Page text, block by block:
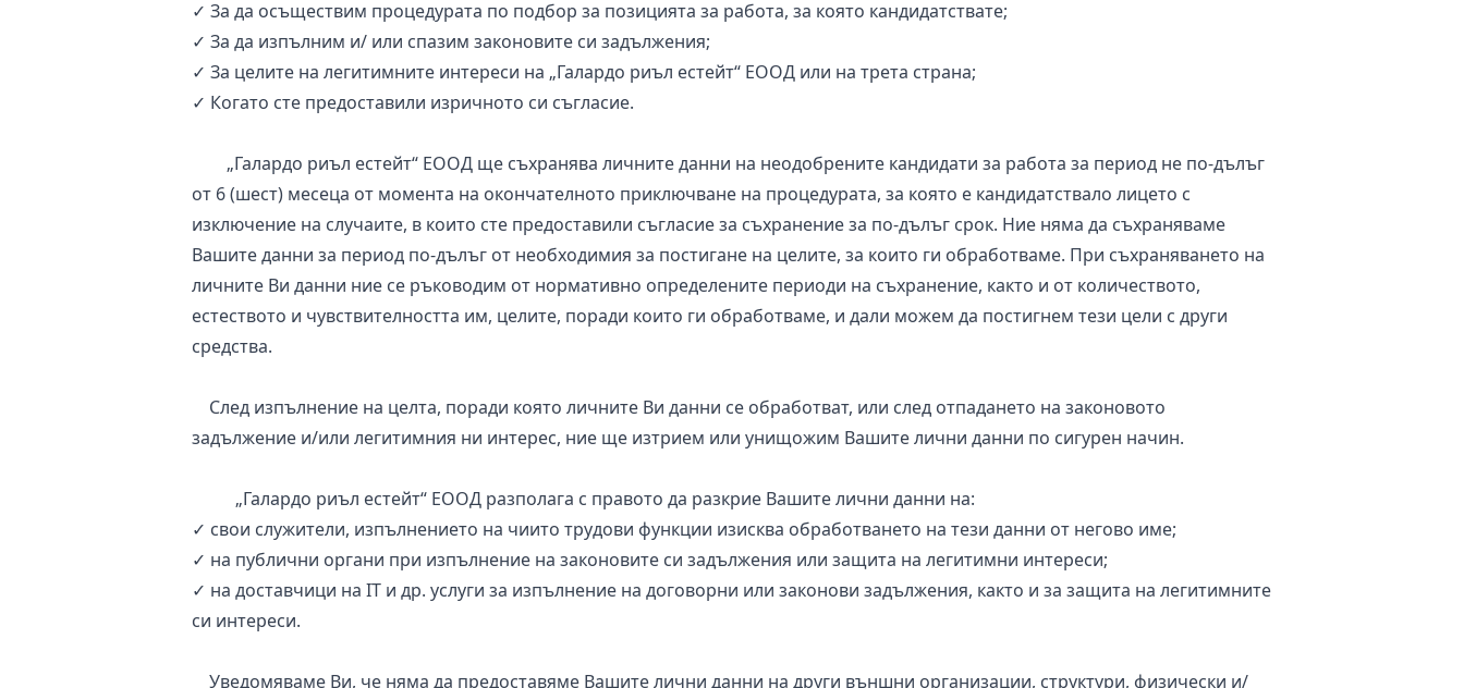
✓ За да осъществим процедурата по подбор за позицията за работа, за която кандидатствате;
✓ За да изпълним и/ или спазим законовите си задължения;
✓ За целите на легитимните интереси на „Галардо риъл естейт“ ЕООД или на трета страна;
✓ Когато сте предоставили изричното си съгласие.
„Галардо риъл естейт“ ЕООД ще съхранява личните данни на неодобрените кандидати за работа за период не по-дълъг
от 6 (шест) месеца от момента на окончателното приключване на процедурата, за която е кандидатствало лицето с
изключение на случаите, в които сте предоставили съгласие за съхранение за по-дълъг срок. Ние няма да съхраняваме
Вашите данни за период по-дълъг от необходимия за постигане на целите, за които ги обработваме. При съхраняването на
личните Ви данни ние се ръководим от нормативно определените периоди на съхранение, както и от количеството,
естеството и чувствителността им, целите, поради които ги обработваме, и дали можем да постигнем тези цели с други
средства.
След изпълнение на целта, поради която личните Ви данни се обработват, или след отпадането на законовото
задължение и/или легитимния ни интерес, ние ще изтрием или унищожим Вашите лични данни по сигурен начин.
„Галардо риъл естейт“ ЕООД разполага с правото да разкрие Вашите лични данни на:
✓ свои служители, изпълнението на чиито трудови функции изисква обработването на тези данни от негово име;
✓ на публични органи при изпълнение на законовите си задължения или защита на легитимни интереси;
✓ на доставчици на IT и др. услуги за изпълнение на договорни или законови задължения, както и за защита на легитимните
си интереси.
Уведомяваме Ви, че няма да предоставяме Вашите лични данни на други външни организации, структури, физически и/